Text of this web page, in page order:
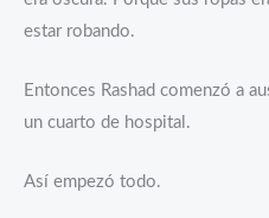
estar robando.
Entonces Rashad comenzó a
un cuarto de hospital.
Así empezó todo.